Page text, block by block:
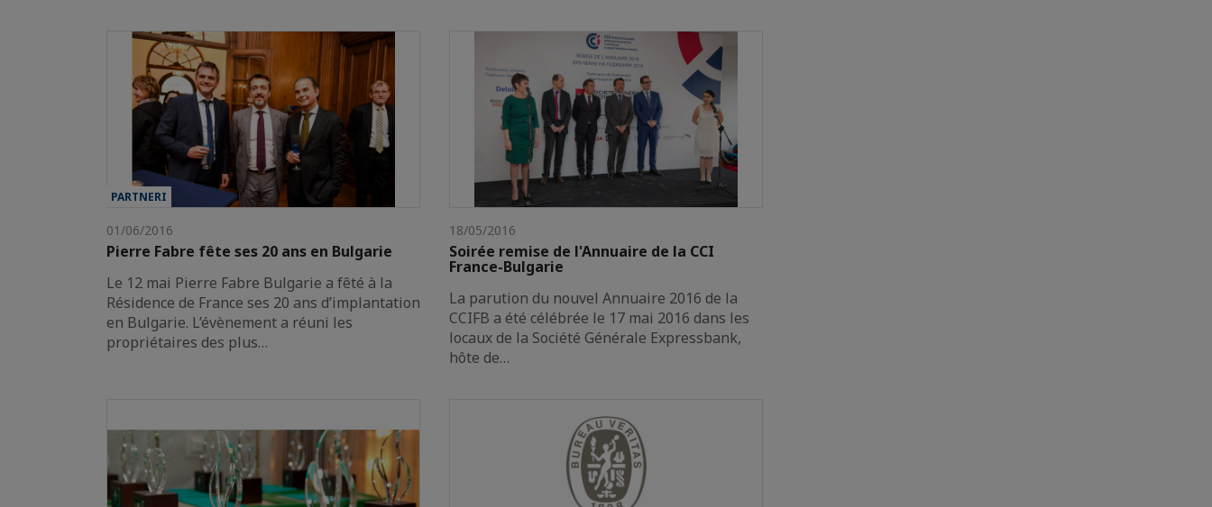
PARTNERI
01/06/2016
Pierre Fabre fête ses 20 ans en Bulgarie
Le 12 mai Pierre Fabre Bulgarie a fêté à la
Résidence de France ses 20 ans d’implantation
en Bulgarie. L’évènement a réuni les
propriétaires des plus…
18/05/2016
Soirée remise de l'Annuaire de la CCI
France-Bulgarie
La parution du nouvel Annuaire 2016 de la
CCIFB a été célébrée le 17 mai 2016 dans les
locaux de la Société Générale Expressbank,
hôte de…